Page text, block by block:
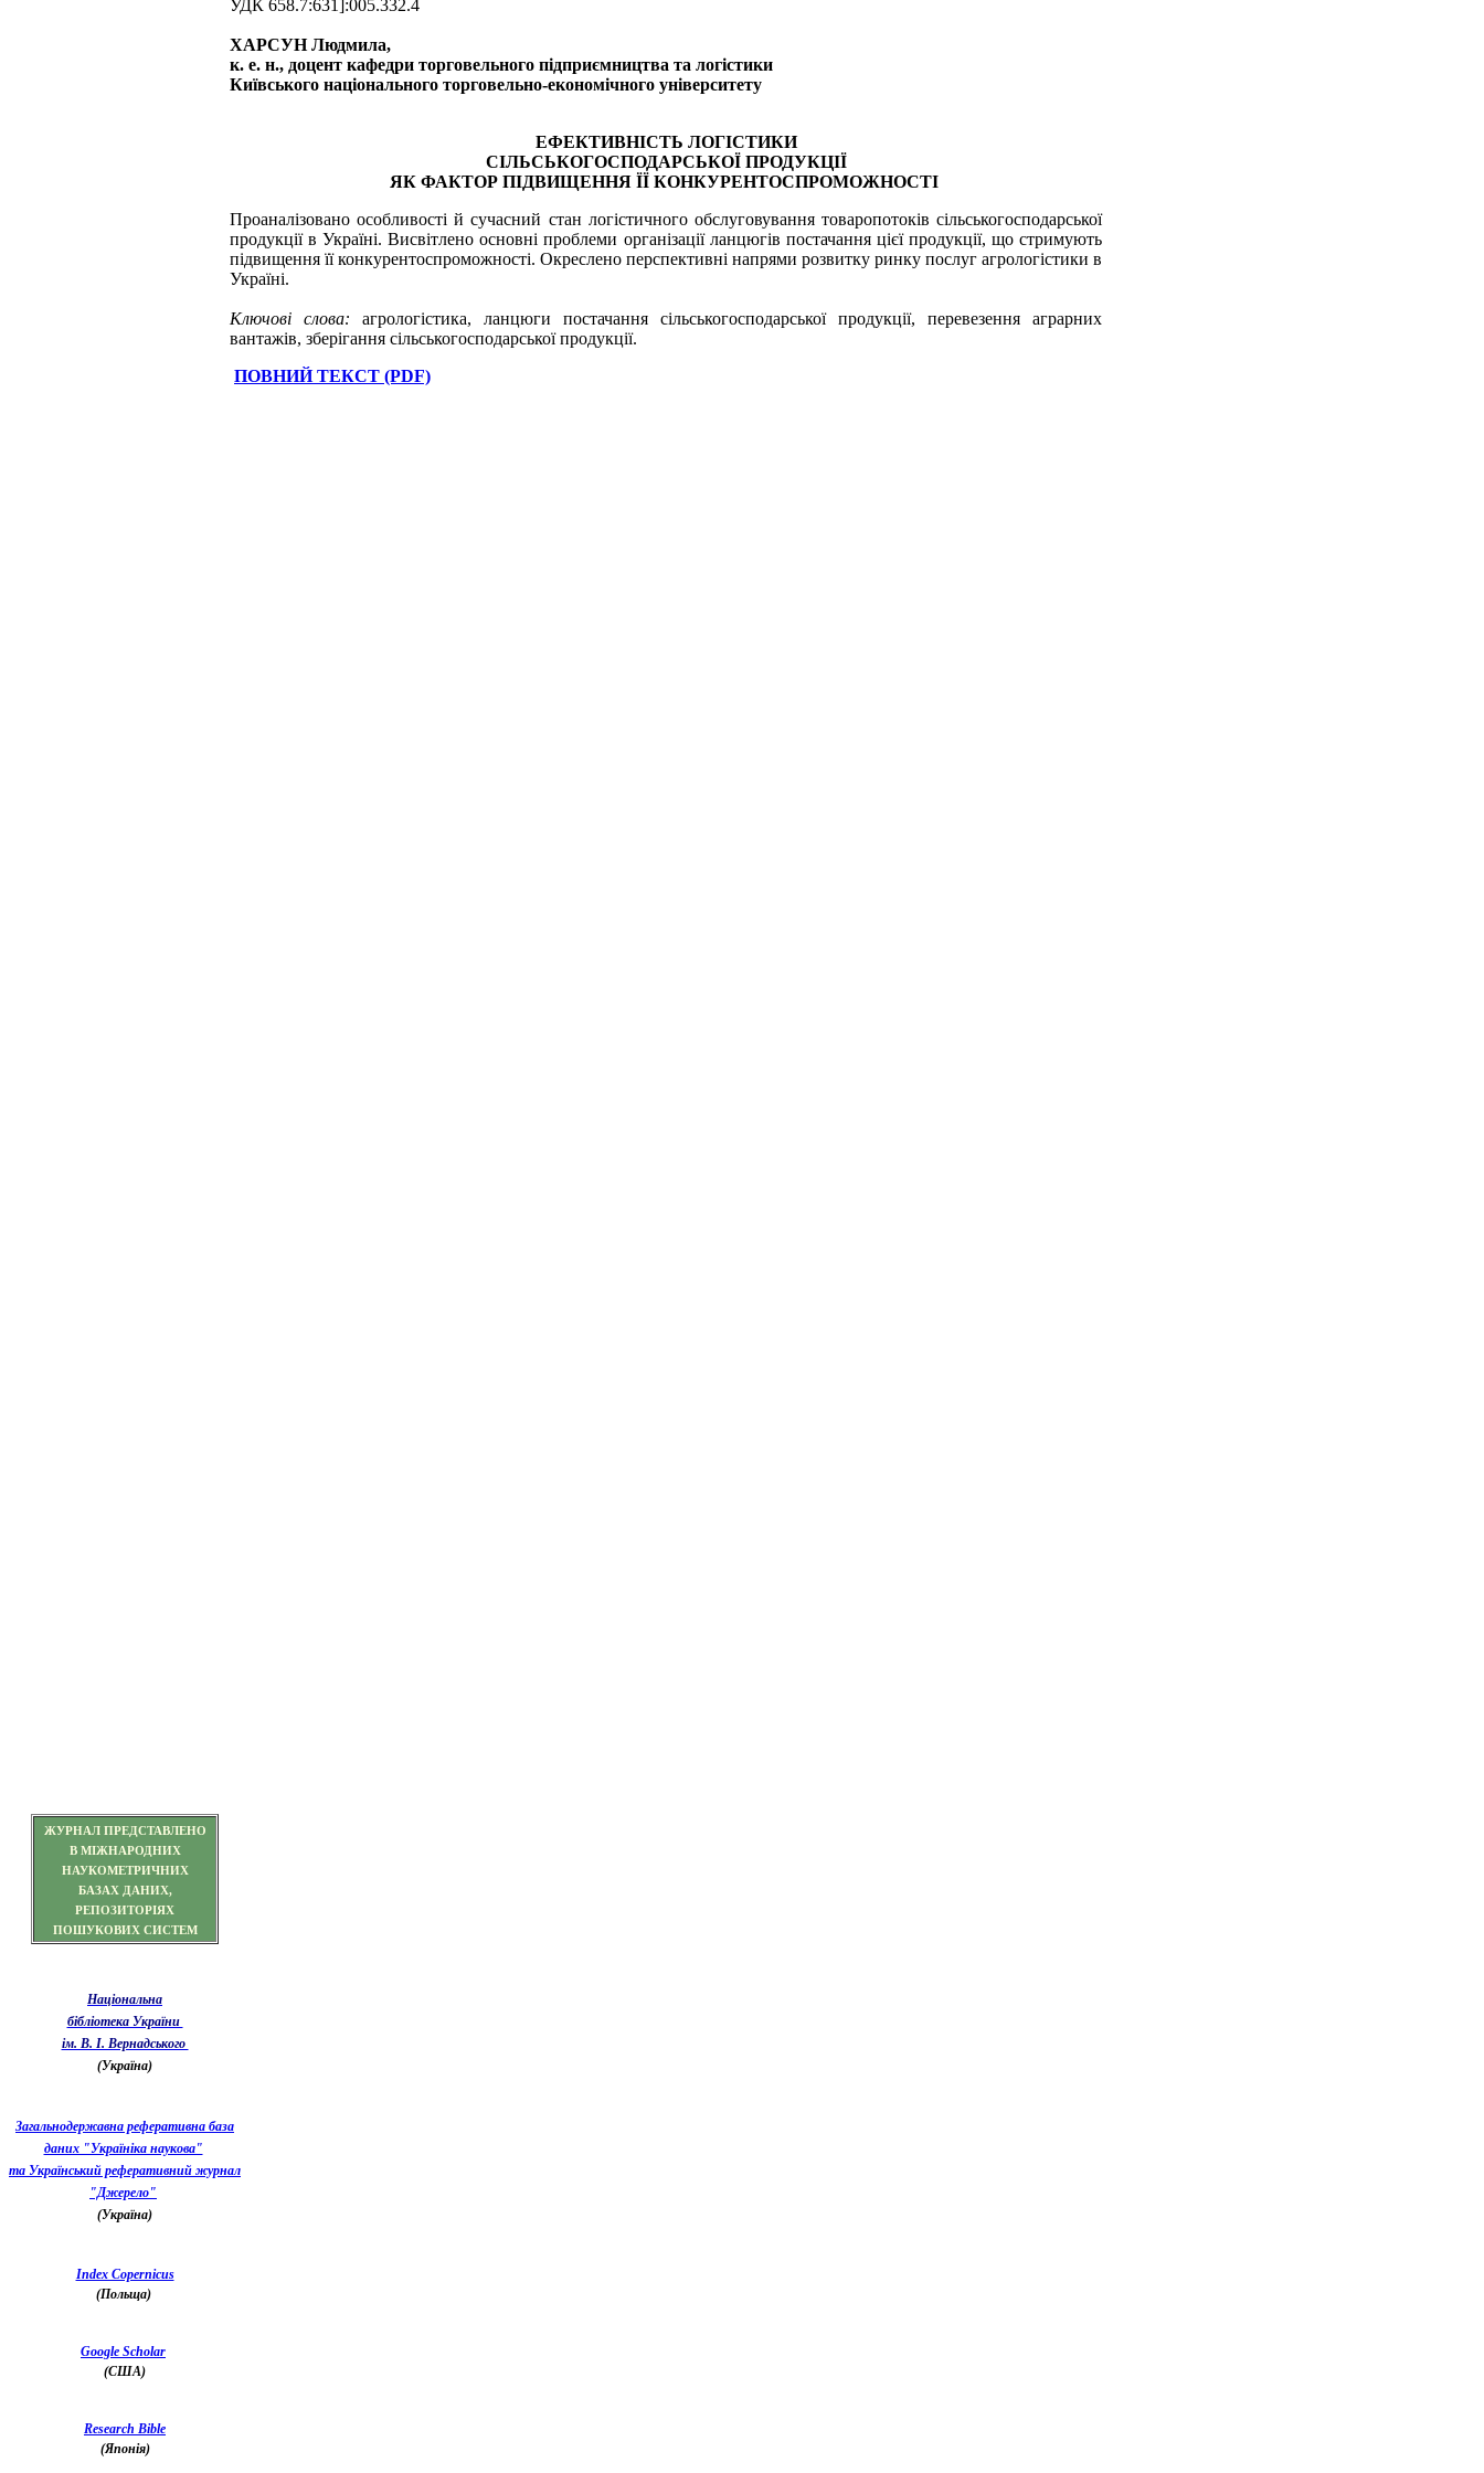
УДК 658.7:631]:005.332.4
ХАРСУН Людмила,
к. е. н., доцент кафедри торговельного підприємництва та логістики
Київського національного торговельно-економічного університету
ЕФЕКТИВНІСТЬ ЛОГІСТИКИ
СІЛЬСЬКОГОСПОДАРСЬКОЇ ПРОДУКЦІЇ
ЯК ФАКТОР ПІДВИЩЕННЯ ЇЇ КОНКУРЕНТОСПРОМОЖНОСТІ
Проаналізовано особливості й сучасний стан логістичного обслуговування товаропотоків сільськогосподарської
продукції в Україні. Висвітлено основні проб­леми організації ланцюгів постачання цієї продукції, що стримують
підвищення її конкуренто­спроможності. Окреслено перспективні напрями розвитку ринку послуг агрологістики в
Україні.
Ключові слова: агрологістика, ланцюги постачання сільськогосподарської продукції, перевезення аграрних
вантажів, зберігання сільськогосподарської продукції.
ПОВНИЙ ТЕКСТ (PDF)
ЖУРНАЛ ПРЕДСТАВЛЕНО
В МІЖНАРОДНИХ
НАУКОМЕТРИЧНИХ
БАЗАХ ДАНИХ,
РЕПОЗИТОРІЯХ
ПОШУКОВИХ СИСТЕМ
Національна
бібліотека України
ім. В. І. Вернадського
(Україна)
Загальнодержавна реферативна база
даних "Україніка наукова"
та Український реферативний журнал
"Джерело"
(Україна)
Index Copernicus
(Польща)
Google Scholar
(США)
Research Bible
(Японія)